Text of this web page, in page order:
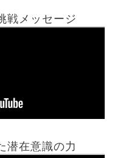
戦メッセージ
潜在意識の力